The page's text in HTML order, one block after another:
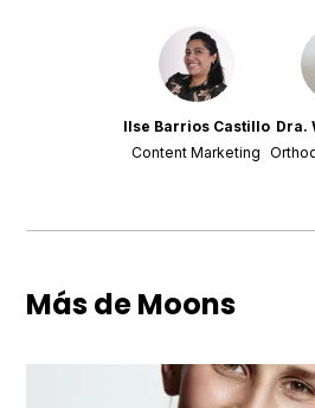
Ilse Barrios Castillo
Content Marketing
Dra.
Más de Moons